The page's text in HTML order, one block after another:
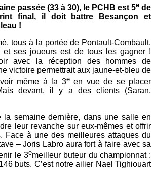
passée (33 à 30), le PCHB est 5e de
final, il doit battre Besançon et
!
tous à la portée de Pontault-Combault.
et ses joueurs est de tous les gagner !
avec la réception des hommes de
victoire permettrait aux jaune-et-bleu de
même à la 3een vue de se placer
devant, il y a des clients (Saran,
la semaine dernière, dans une salle en
leur revanche sur eux-mêmes et offrir
Face à une des meilleures attaques du
– Joris Labro aura fort à faire avec sa
le 3emeilleur buteur du championnat :
buts. C’est notre ailier Nael Tighiouart